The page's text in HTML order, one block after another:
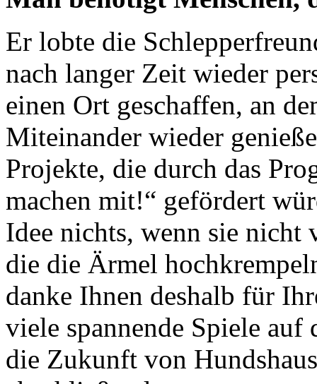
Er lobte die
nach langer Zeit wieder
einen Ort geschaffen, an
Miteinander wieder
Projekte, die durch das
machen mit!“ gefördert
Idee nichts, wenn sie nicht
die die Ärmel
danke Ihnen deshalb für
viele spannende Spiele
die Zukunft von